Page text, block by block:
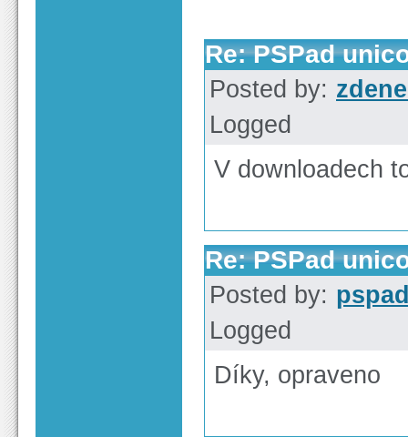
Re: PSPad
Posted by:
Logged
V downloadech
Re: PSPad
Posted by:
Logged
Díky, opraveno